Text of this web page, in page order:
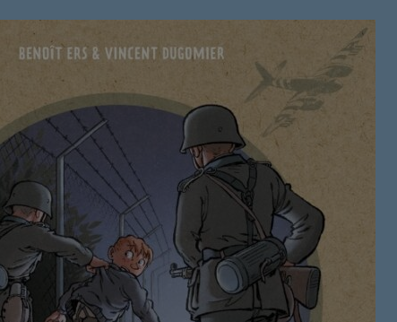
Musique
00:00 - 19:59
PROCHAINES